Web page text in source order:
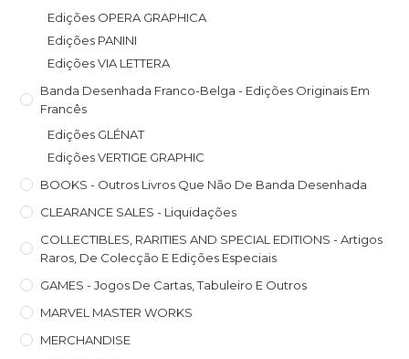
Edições OPERA GRAPHICA
Edições PANINI
Edições VIA LETTERA
Banda Desenhada Franco-Belga - Edições Originais Em
Francês
Edições GLÉNAT
Edições VERTIGE GRAPHIC
BOOKS - Outros Livros Que Não De Banda Desenhada
CLEARANCE SALES - Liquidações
COLLECTIBLES, RARITIES AND SPECIAL EDITIONS - Artigos
Raros, De Colecção E Edições Especiais
GAMES - Jogos De Cartas, Tabuleiro E Outros
MARVEL MASTER WORKS
MERCHANDISE